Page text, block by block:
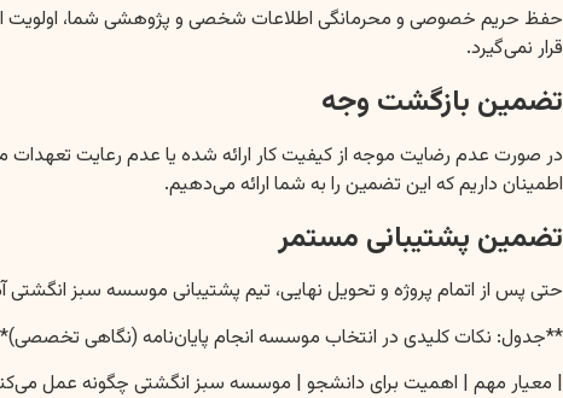
حفظ حریم خصوصی و محرمانگی اطلاعات شخصی و پژوهشی شما، اولویت
قرار نمی‌گیرد.
تضمین بازگشت وجه
در صورت عدم رضایت موجه از کیفیت کار ارائه شده یا عدم رعایت تعهدات
اطمینان داریم که این تضمین را به شما ارائه می‌دهیم.
تضمین پشتیبانی مستمر
حتی پس از اتمام پروژه و تحویل نهایی، تیم پشتیبانی موسسه سبز انگشتی
**جدول: نکات کلیدی در انتخاب موسسه انجام پایان‌نامه (نگاهی
| معیار مهم | اهمیت برای دانشجو | موسسه سبز انگشتی چگونه عمل